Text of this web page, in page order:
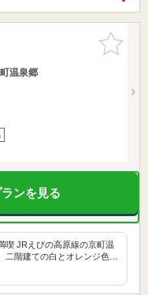
お気に入
りに追加
温泉郷
ンを見る
喫 JRえびの高原線の京町温
二階建ての白とオレンジ色…